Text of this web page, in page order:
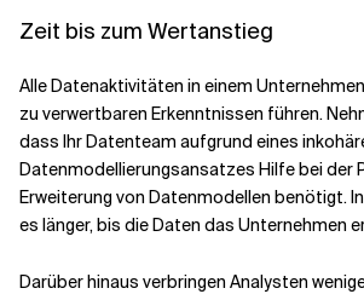
Zeit bis zum Wertanstieg
Alle Datenaktivitäten in einem
zu verwertbaren Erkenntnissen führen.
dass Ihr Datenteam aufgrund eines
Datenmodellierungsansatzes Hilfe bei der
Erweiterung von Datenmodellen benötigt.
es länger, bis die Daten das Unternehmen
Darüber hinaus verbringen Analysten